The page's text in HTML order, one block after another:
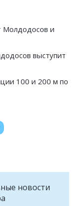
Молдодосов и
выступит
100 и 200 м по
новости